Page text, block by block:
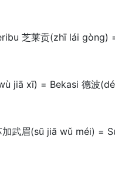
芝莱贡(zhī lái
jiā xī) = Bekasi 德波
武眉(sū jiā wǔ méi) =